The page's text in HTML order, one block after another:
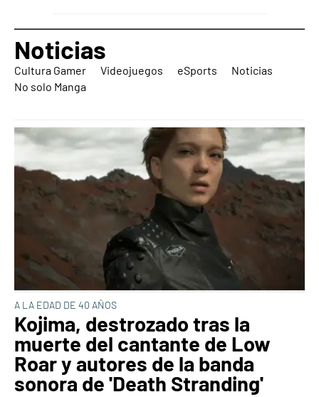
Noticias
Cultura Gamer Videojuegos eSports
Noticias
No solo Manga
A LA EDAD DE 40 AÑOS
Kojima, destrozado tras la
muerte del cantante de Low
Roar y autores de la banda
sonora de 'Death Stranding'